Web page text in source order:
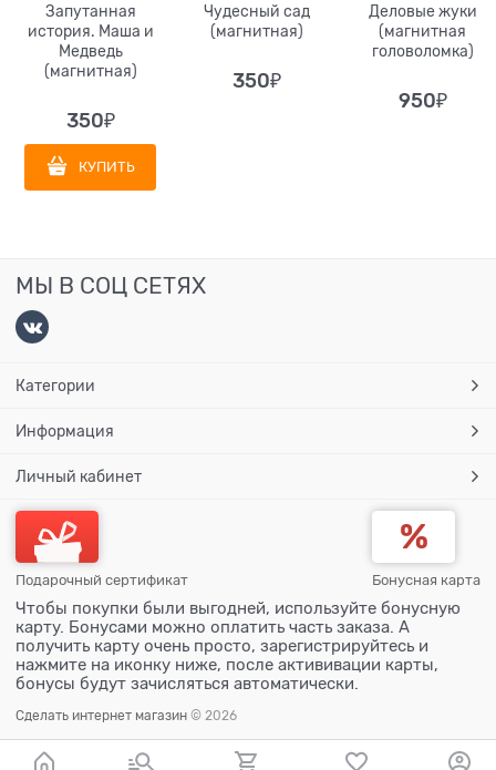
Запутанная
история. Маша и
Медведь
(магнитная)
350₽
КУПИТЬ
Чудесный сад
(магнитная)
350₽
Деловые жуки
(магнитная
головоломка)
950₽
МЫ В СОЦ СЕТЯХ
Категории
Информация
Личный кабинет
Подарочный сертификат Бонусная карта
Чтобы покупки были выгодней, используйте бонусную
карту. Бонусами можно оплатить часть заказа. А
получить карту очень просто, зарегистрируйтесь и
нажмите на иконку ниже, после актививации карты,
бонусы будут зачисляться автоматически.
Сделать интернет магазин © 2026